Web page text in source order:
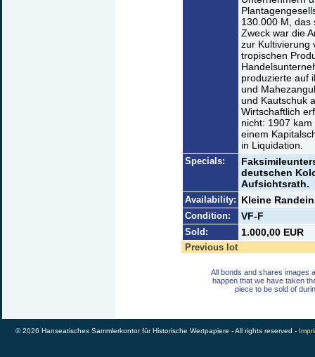
130.000 M, das
Zweck war die
zur Kultivierung
tropischen
produzierte auf
und
und Kautschuk
Wirtschaftlich
nicht: 1907
einem
in Liquidation.
Specials:
deutschen
Aufsichtsrath.
Availability: Kleine
Condition: VF-F
Sold: 1.000,00 EUR
Previous lot
All bonds and shares images
happen that we have taken
piece to be sold of
© 2026 Hanseatisches Sammlerkontor für Historische Wertpapiere - All rights reserved -